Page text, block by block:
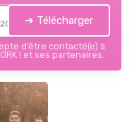
➔ Télécharger
d’être contacté(e) à
! et ses partenaires.